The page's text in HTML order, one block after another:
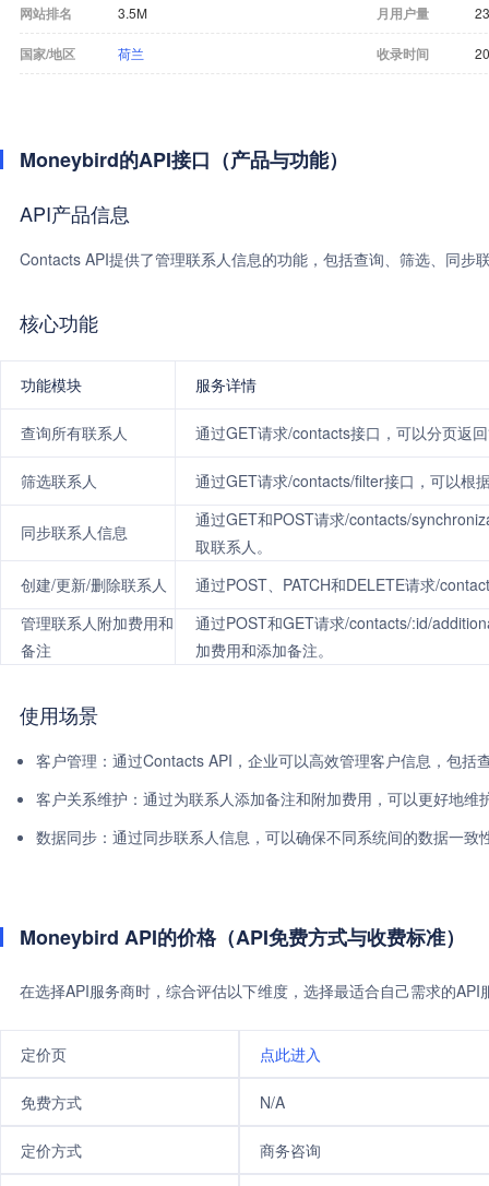
网站排名 3.5M 月用户量
国家/地区 荷兰 收录时间
Moneybird的API接口（产品与功能）
API产品信息
Contacts API提供了管理联系人信息的功能，包括查询、筛选、同步
核心功能
功能模块 服务详情
查询所有联系人 通过GET请求/contacts接口，可以分页返
筛选联系人 通过GET请求/contacts/filter接口，可以根
同步联系人信息
通过GET和POST请求/contacts/
取联系人。
创建/更新/删除联系人
通过POST、PATCH和DELETE请求/
管理联系人附加费用和
备注
通过POST和GET请求/contacts/:id/
加费用和添加备注。
使用场景
客户管理：通过Contacts API，企业可以高效管理客户信息，包括
客户关系维护：通过为联系人添加备注和附加费用，可以更好地维
数据同步：通过同步联系人信息，可以确保不同系统间的数据一致
Moneybird API的价格（API免费方式与收费标准）
在选择API服务商时，综合评估以下维度，选择最适合自己需求的
定价页 点此进入
免费方式 N/A
定价方式 商务咨询